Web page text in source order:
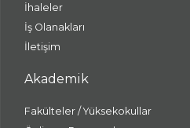
İhaleler
İş Olanakları
İletişim
Akademik
Fakülteler / Yüksekokullar